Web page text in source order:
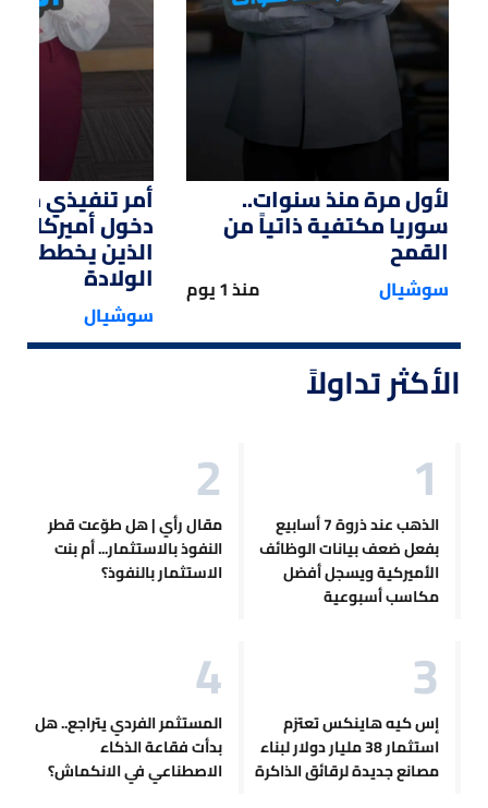
لأول مرة منذ سنوات..
سوريا مكتفية ذاتياً من
القمح
سوشيال منذ 1 يوم
أمر تنفيذي من
دخول أميركا
الذين يخططون
الولادة
سوشيال
الأكثر تداولاً
الذهب عند ذروة 7 أسابيع
بفعل ضعف بيانات الوظائف
الأميركية ويسجل أفضل
مكاسب أسبوعية
مقال رأي | هل طوّعت قطر
النفوذ بالاستثمار... أم بنت
الاستثمار بالنفوذ؟
إس كيه هاينكس تعتزم
استثمار 38 مليار دولار لبناء
مصانع جديدة لرقائق الذاكرة
المستثمر الفردي يتراجع.. هل
بدأت فقاعة الذكاء
الاصطناعي في الانكماش؟